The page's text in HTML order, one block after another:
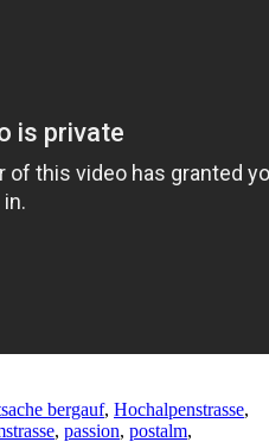
bergauf, Hochalpenstrasse,
, passion, postalm,